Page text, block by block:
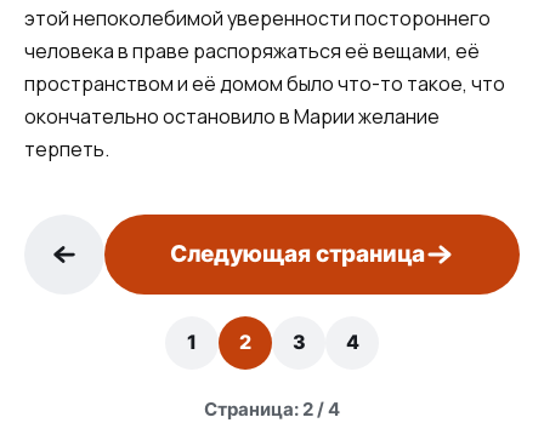
этой непоколебимой уверенности постороннего
человека в праве распоряжаться её вещами, её
пространством и её домом было что-то такое, что
окончательно остановило в Марии желание
терпеть.
Следующая страница
1 2 3 4
Страница: 2 / 4